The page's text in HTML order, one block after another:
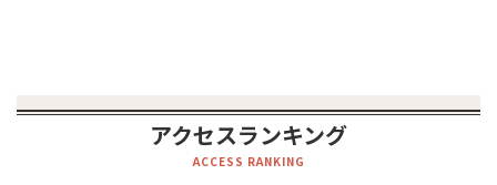
アクセスランキング
ACCESS RANKING